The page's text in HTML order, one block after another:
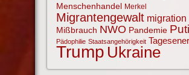
Menschenhandel Merkel
Migrantengewalt migration
Mißbrauch NWO Pandemie
Pädophilie Staatsangehörigkeit
Trump Ukraine